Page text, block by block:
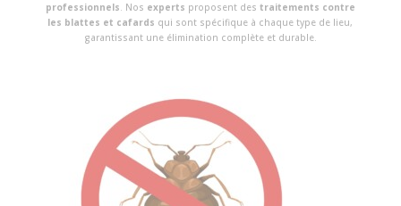
professionnels. Nos experts proposent des traitements contre
les blattes et cafards qui sont spécifique à chaque type de lieu,
garantissant une élimination complète et durable.